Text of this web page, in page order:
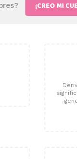
¡CREO MI